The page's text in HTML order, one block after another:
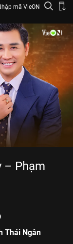
mã VieON
– Phạm
Thái Ngân